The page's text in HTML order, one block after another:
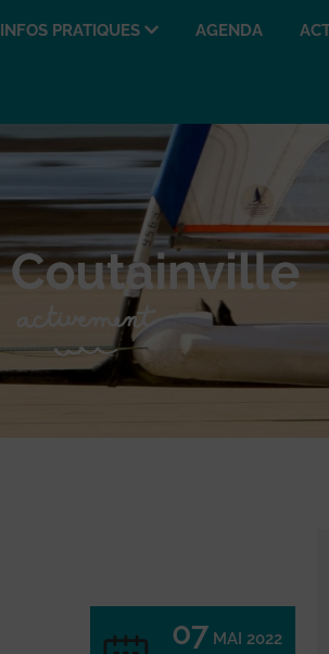
INFOS PRATIQUES AGENDA
07 MAI 2022